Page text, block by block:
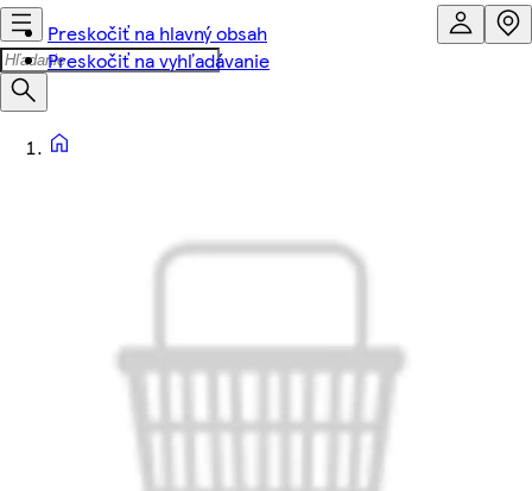
Preskočiť na hlavný obsah
Preskočiť na vyhľadávanie